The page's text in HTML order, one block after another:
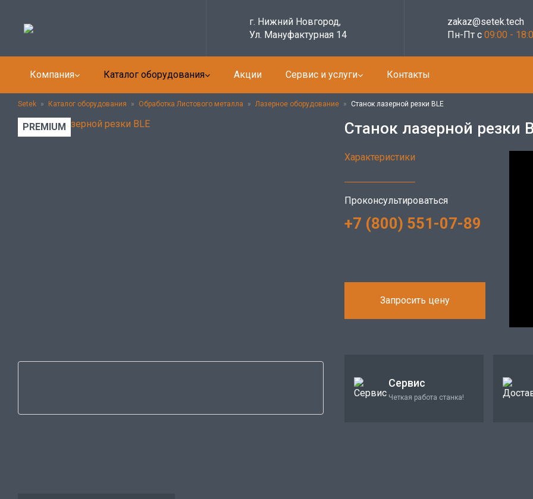
г. Нижний Новгород,
Ул. Мануфактурная 14
zakaz@setek.tech
Пн-Пт с 09:00 -
Компания Каталог оборудования Акции Сервис и услуги Контакты
Setek » Каталог оборудования » Обработка Листового металла » Лазерное оборудование » Станок лазерной резки BLE
PREMIUM Станок лазерной резки
Характеристики
Проконсультироваться
+7 (800) 551-07-89
Запросить цену
Сервис
Четкая работа станка!